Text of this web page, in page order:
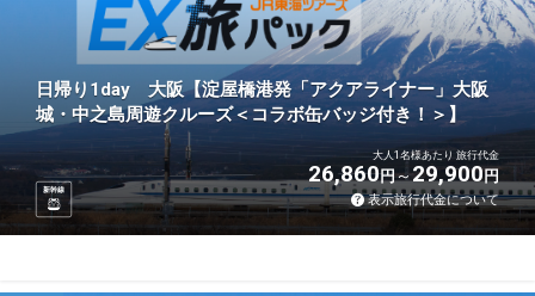
日帰り1day 大阪【淀屋橋港発「アクアライナー」大阪
城・中之島周遊クルーズ＜コラボ缶バッジ付き！＞】
新幹線
大人1名様あたり 旅行代金
26,860円 29,900円
表示旅行代金について